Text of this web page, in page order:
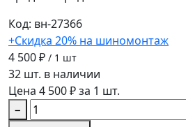
Код: вн-27366
+Скидка 20% на шиномонтаж
4 500 ₽ / 1 шт
32 шт. в наличии
Цена 4 500 ₽ за 1 шт.
−